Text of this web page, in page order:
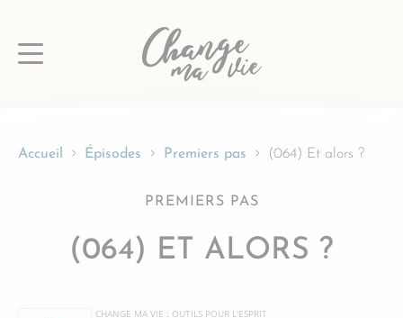
au
Accueil Épisodes Premiers pas (064) Et alors ?
PREMIERS PAS
(064) ET ALORS ?